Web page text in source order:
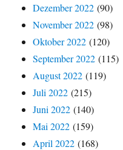
Dezember 2022 (90)
November 2022 (98)
Oktober 2022 (120)
September 2022 (115)
August 2022 (119)
Juli 2022 (215)
Juni 2022 (140)
Mai 2022 (159)
April 2022 (168)